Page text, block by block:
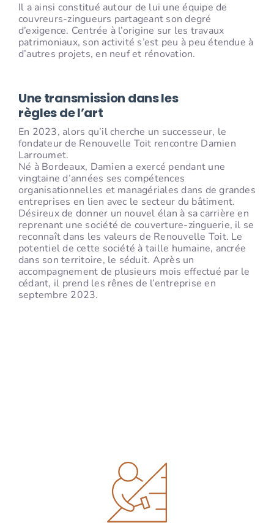
Il a ainsi constitué autour de lui une équipe de
couvreurs-zingueurs partageant son degré
d’exigence. Centrée à l’origine sur les travaux
patrimoniaux, son activité s’est peu à peu étendue à
d’autres projets, en neuf et rénovation.
Une transmission dans les
règles de l’art
En 2023, alors qu’il cherche un successeur, le
fondateur de Renouvelle Toit rencontre Damien
Larroumet.
Né à Bordeaux, Damien a exercé pendant une
vingtaine d’années ses compétences
organisationnelles et managériales dans de grandes
entreprises en lien avec le secteur du bâtiment.
Désireux de donner un nouvel élan à sa carrière en
reprenant une société de couverture-zinguerie, il se
reconnaît dans les valeurs de Renouvelle Toit. Le
potentiel de cette société à taille humaine, ancrée
dans son territoire, le séduit. Après un
accompagnement de plusieurs mois effectué par le
cédant, il prend les rênes de l’entreprise en
septembre 2023.